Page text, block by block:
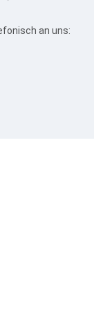
an uns: